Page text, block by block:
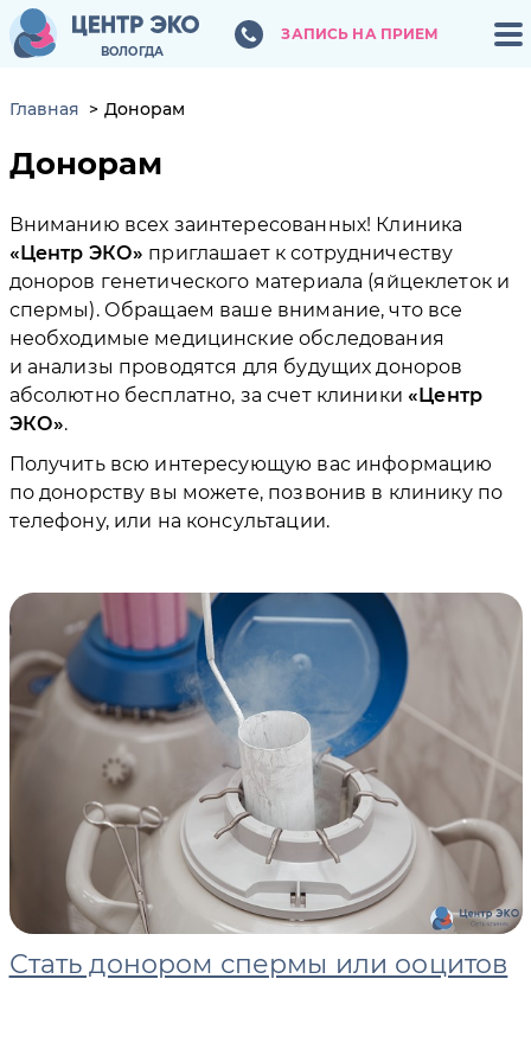
ВОЛОГДА
ЗАПИСЬ НА ПРИЕМ
ВОЛОГДА
ЗАПИСЬ НА ПРИЕМ
Главная Донорам
Донорам
Вниманию всех заинтересованных! Клиника
Центр ЭКО
приглашает к сотрудничеству
доноров генетического материала (яйцеклеток и
спермы). Обращаем ваше внимание, что все
необходимые медицинские обследования
и анализы проводятся для будущих доноров
абсолютно бесплатно, за счет клиники
Центр
ЭКО .
Получить всю интересующую вас информацию
по донорству вы можете, позвонив в клинику по
телефону, или на консультации.
Стать донором спермы или ооцитов